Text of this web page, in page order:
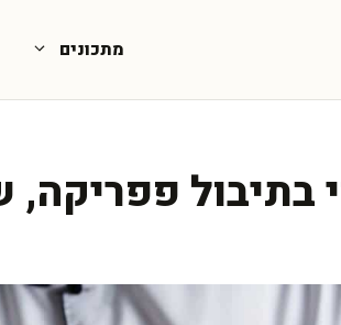
מתכונים
בתיבול פפריקה,